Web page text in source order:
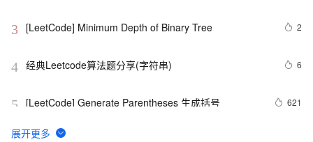
3 [LeetCode] Minimum Depth of Binary Tree 2
4 经典Leetcode算法题分享(字符串) 6
5 [LeetCode] Generate Parentheses 生成括号 621